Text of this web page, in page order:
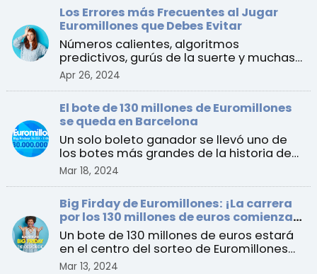
Los Errores más Frecuentes al Jugar
Euromillones que Debes Evitar
Números calientes, algoritmos
predictivos, gurús de la suerte y muchas
Apr 26, 2024
El bote de 130 millones de Euromillones
se queda en Barcelona
Un solo boleto ganador se llevó uno de
los botes más grandes de la historia de
España al ganar e ...
Mar 18, 2024
Big Firday de Euromillones: ¡La carrera
por los 130 millones de euros comienza
este viernes!
Un bote de 130 millones de euros estará
en el centro del sorteo de Euromillones
Mar 13, 2024